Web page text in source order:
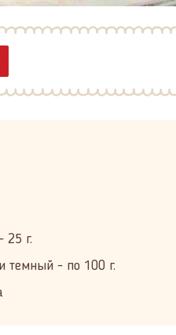
25 г.
темный - по 100 г.